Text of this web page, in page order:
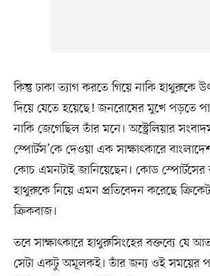
কিন্তু ঢাকা ত্যাগ করতে গিয়ে নাকি হাথুরুকে
দিয়ে যেতে হয়েছে! জনরোষের মুখে পড়তে
নাকি জেগেছিল তাঁর মনে। অস্ট্রেলিয়ার
স্পোর্টস’কে দেওয়া এক সাক্ষাৎকারে
কোচ এমনটাই জানিয়েছেন। কোড
হাথুরুকে নিয়ে এমন প্রতিবেদন করেছে
ক্রিকবাজ।
তবে সাক্ষাৎকারে হাথুরুসিংহের বক্তব্যে যে
সেটা একটু অমূলকই। তাঁর জন্য ওই সময়ের